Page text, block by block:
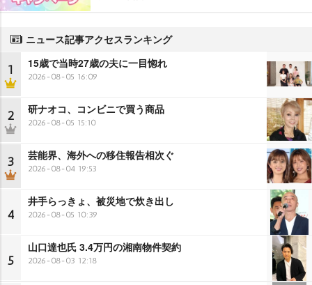
ニュース記事アクセスランキング
1 15歳で当時27歳の夫に一目惚れ
2026-08-05 16:09
2 研ナオコ、コンビニで買う商品
2026-08-05 15:10
3 芸能界、海外への移住報告相次ぐ
2026-08-04 19:53
4
井手らっきょ、被災地で炊き出し
2026-08-05 10:39
5
山口達也氏 3.4万円の湘南物件契約
2026-08-03 12:18